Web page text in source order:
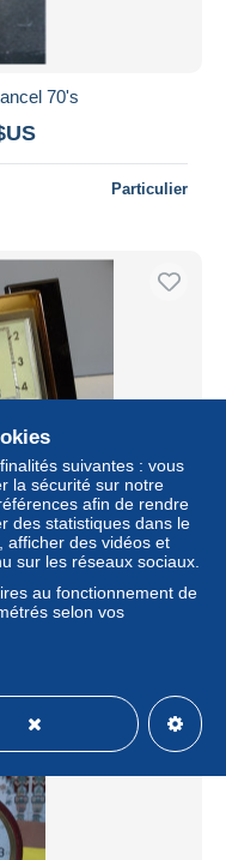
70's
Particulier
BAYARD VINTAGE
VITRINE E
suivantes : vous
la sécurité sur notre
afin de rendre
des statistiques dans le
afficher des vidéos et
sur les réseaux sociaux.
au fonctionnement de
selon vos